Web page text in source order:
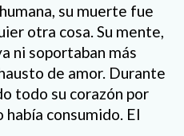
su muerte fue
otra cosa. Su mente,
ni soportaban más
de amor. Durante
todo su corazón por
había consumido. El